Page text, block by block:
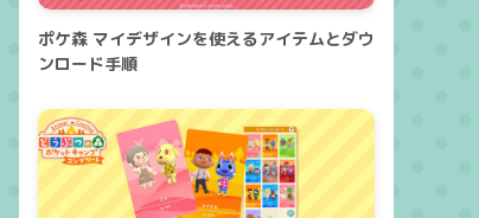
ポケ森 マイデザインを使えるアイテムとダウ
ンロード手順